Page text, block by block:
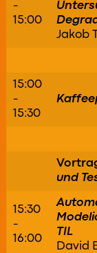
-
15:00
Jakob
15:00
-
15:30
und
15:30
-
16:00
TIL
David